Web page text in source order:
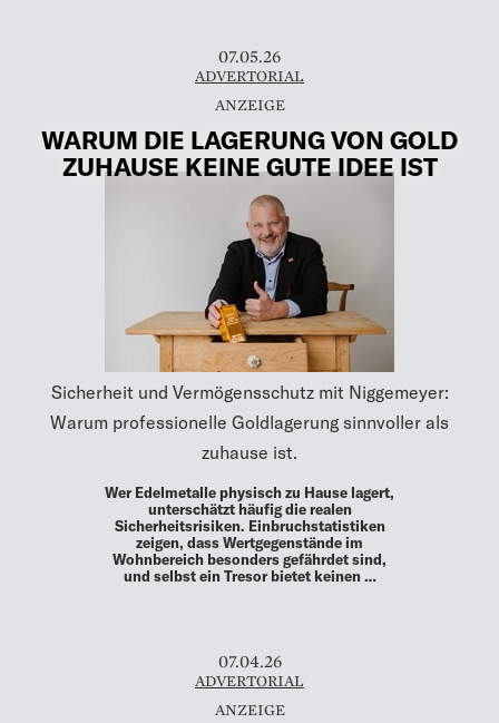
07.05.26
ADVERTORIAL
WARUM DIE LAGERUNG VON GOLD
ZUHAUSE KEINE GUTE IDEE IST
Sicherheit und Vermögensschutz mit Niggemeyer:
Warum professionelle Goldlagerung sinnvoller als
zuhause ist.
Wer Edelmetalle physisch zu Hause lagert,
unterschätzt häufig die realen
Sicherheitsrisiken. Einbruchstatistiken
zeigen, dass Wertgegenstände im
Wohnbereich besonders gefährdet sind,
und selbst ein Tresor bietet keinen …
07.04.26
ADVERTORIAL